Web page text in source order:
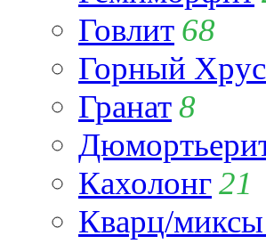
Говлит 68
Горный
Гранат8
Кахолонг21
Кварц/